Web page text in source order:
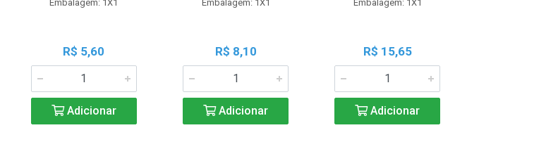
Embalagem: 1X1
R$ 5,60
Adicionar
Embalagem: 1X1
R$ 8,10
Adicionar
Embalagem: 1X1
R$ 15,65
Adicionar